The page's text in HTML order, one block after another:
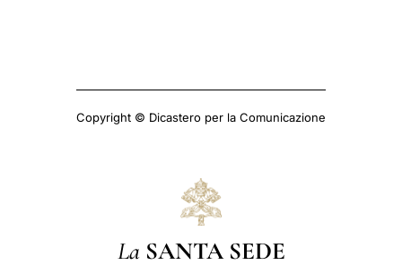
Copyright © Dicastero per la Comunicazione
La SANTA SEDE